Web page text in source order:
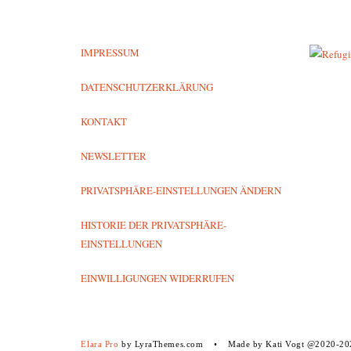
IMPRESSUM
DATENSCHUTZERKLÄRUNG
KONTAKT
NEWSLETTER
PRIVATSPHÄRE-EINSTELLUNGEN ÄNDERN
HISTORIE DER PRIVATSPHÄRE-
EINSTELLUNGEN
EINWILLIGUNGEN WIDERRUFEN
Elara Pro by LyraThemes.com Made by Kati Vogt @2020-